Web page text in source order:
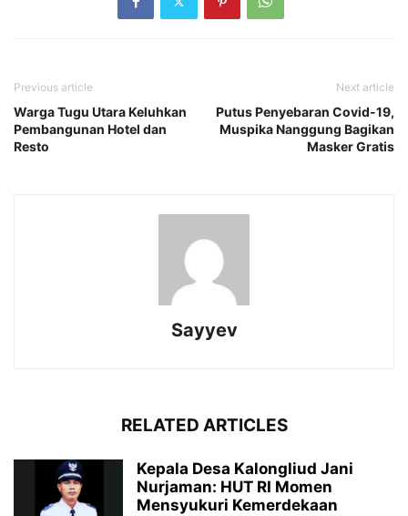
Previous article
Warga Tugu Utara Keluhkan
Pembangunan Hotel dan
Resto
Next article
Putus Penyebaran Covid-19,
Muspika Nanggung Bagikan
Masker Gratis
Sayyev
RELATED ARTICLES
Kepala Desa Kalongliud Jani
Nurjaman: HUT RI Momen
Mensyukuri Kemerdekaan